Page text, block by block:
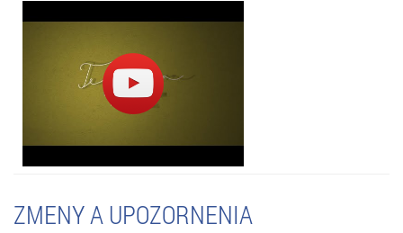
už piate desaťročie. Orchester členov Slovenskej filharmónie,
podoby. Orchester dostal svoj názov podľa rímskeho Istropolisu,
mesta na Dunaji, predchodcu dnešnej Bratislavy. Tento názov bol
zachovaný v renomovanej renesančnej Univerzite Istropolitana.
Orchester má na konte vydaných viac ako 90 CD albumov. Orchester
ZMENY A UPOZORNENIA